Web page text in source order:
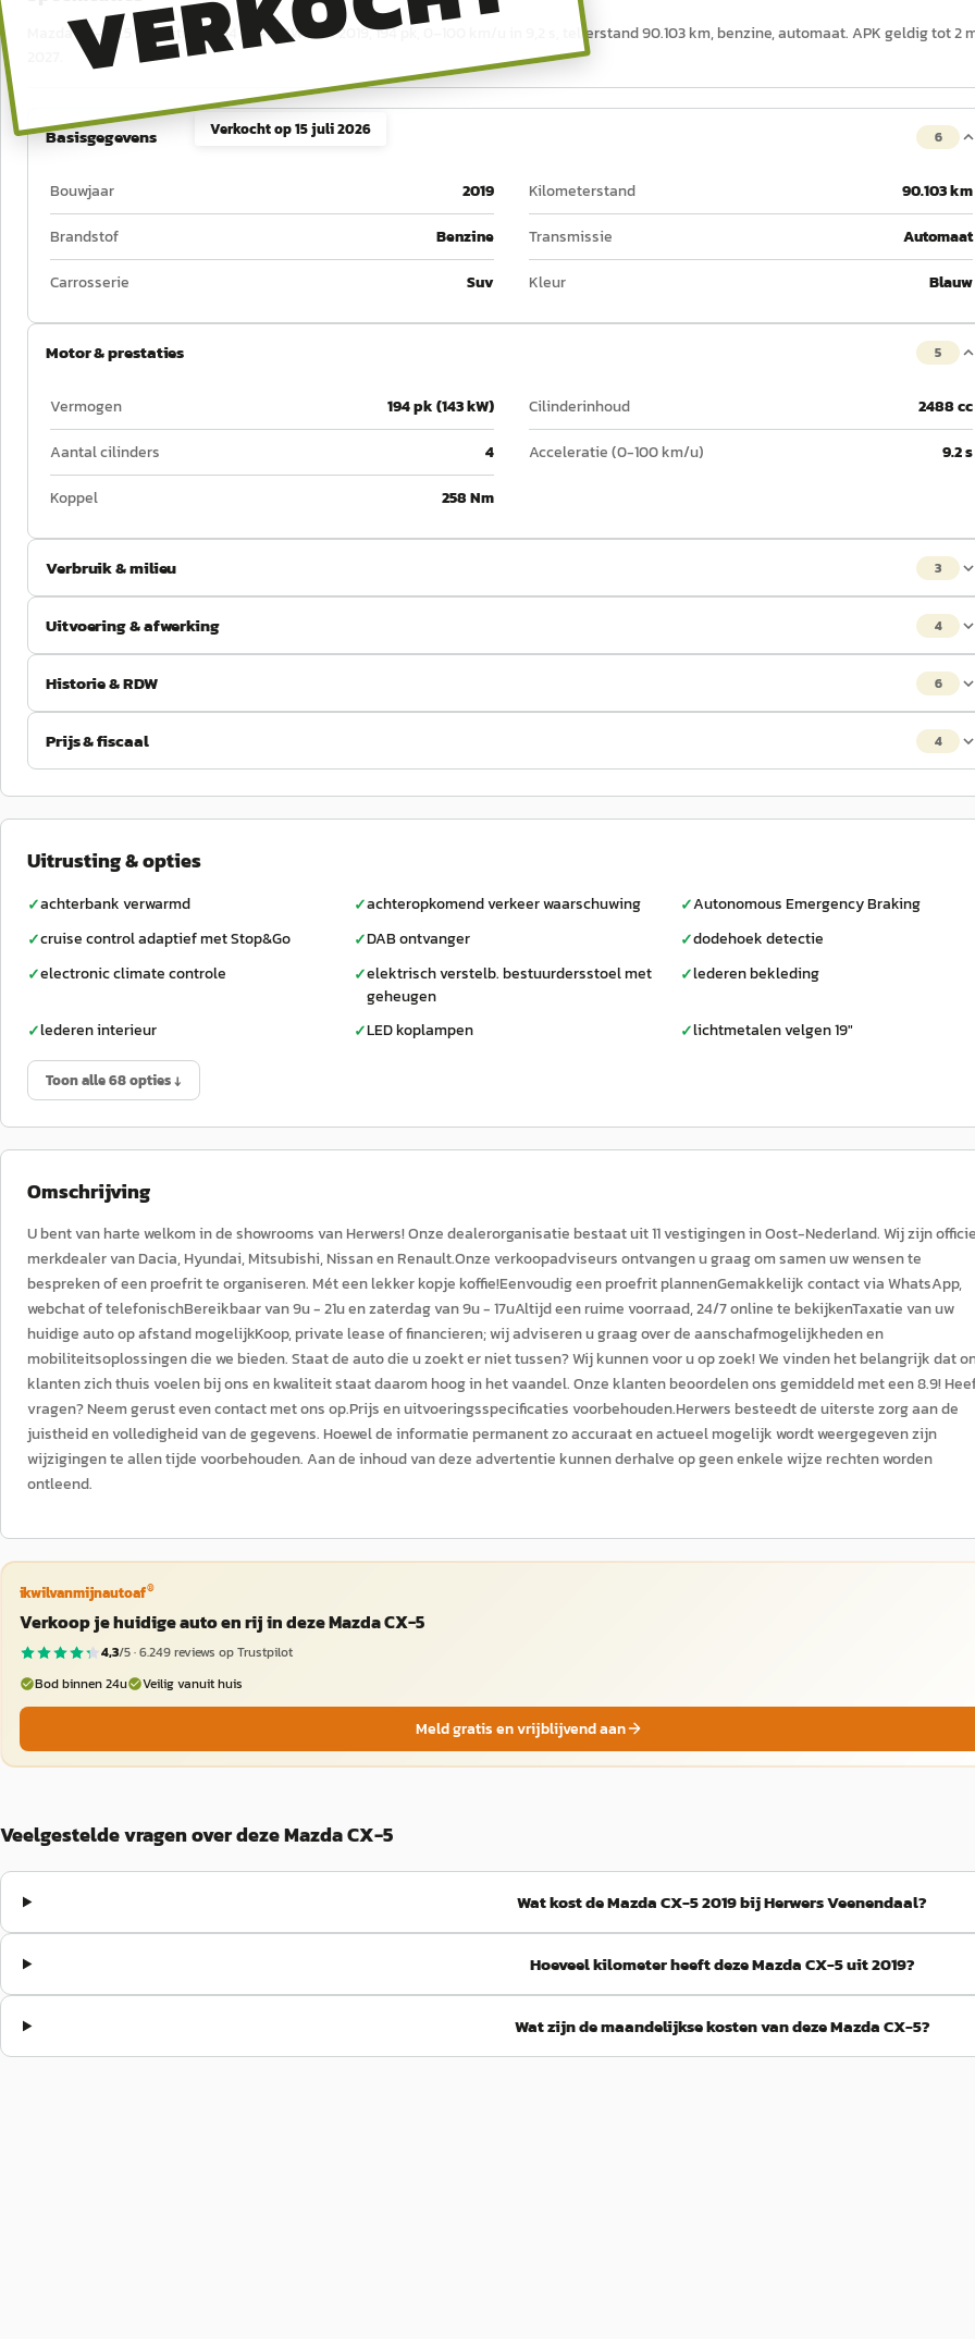
Verkocht op15 juli 2026
Mazda CX-5 2.5 SkyActiv-G 194 GT-M 4WD uit 2019, 194 pk, 0–100 km/u in 9,2 s, tellerstand 90.103 km, benzine, automaat. APK geldig tot 2
Basisgegevens 6
Bouwjaar 2019 Kilometerstand
90.103 km
Brandstof
Benzine Transmissie
Automaat
Carrosserie
Suv Kleur Blauw
Motor & prestaties 5
Vermogen 194 pk (143 kW) Cilinderinhoud
2488 cc
Aantal cilinders
4 Acceleratie (0-100 km/u)
9.2 s
Koppel
258 Nm
Verbruik & milieu 3
Uitvoering & afwerking 4
Historie & RDW 6
Prijs & fiscaal 4
Uitrusting & opties
✓achterbank verwarmd ✓achteropkomend verkeer waarschuwing ✓Autonomous Emergency Braking
✓cruise control adaptief met Stop&Go ✓DAB ontvanger ✓dodehoek detectie
✓electronic climate controle ✓elektrisch verstelb. bestuurdersstoel met
geheugen
✓lederen bekleding
✓lederen interieur ✓LED koplampen ✓lichtmetalen velgen 19"
Toon alle 68 opties ↓
Omschrijving
U bent van harte welkom in de showrooms van Herwers! Onze dealerorganisatie bestaat uit 11 vestigingen in Oost-Nederland. Wij zijn
merkdealer van Dacia, Hyundai, Mitsubishi, Nissan en Renault.Onze verkoopadviseurs ontvangen u graag om samen uw wensen te
bespreken of een proefrit te organiseren. Mét een lekker kopje koffie!Eenvoudig een proefrit plannenGemakkelijk contact via WhatsApp,
webchat of telefonischBereikbaar van 9u - 21u en zaterdag van 9u - 17uAltijd een ruime voorraad, 24/7 online te bekijkenTaxatie van uw
huidige auto op afstand mogelijkKoop, private lease of financieren; wij adviseren u graag over de aanschafmogelijkheden en
mobiliteitsoplossingen die we bieden. Staat de auto die u zoekt er niet tussen? Wij kunnen voor u op zoek! We vinden het belangrijk dat
klanten zich thuis voelen bij ons en kwaliteit staat daarom hoog in het vaandel. Onze klanten beoordelen ons gemiddeld met een 8.9!
vragen? Neem gerust even contact met ons op.Prijs en uitvoeringsspecificaties voorbehouden.Herwers besteedt de uiterste zorg aan de
juistheid en volledigheid van de gegevens. Hoewel de informatie permanent zo accuraat en actueel mogelijk wordt weergegeven zijn
wijzigingen te allen tijde voorbehouden. Aan de inhoud van deze advertentie kunnen derhalve op geen enkele wijze rechten worden
ontleend.
ikwilvanmijnautoaf®
Verkoop je huidige auto en rij in deze Mazda CX-5
4,3/5 ·6.249reviews op Trustpilot
Bod binnen 24u
Veilig vanuit huis
Meld gratis en vrijblijvend aan
Veelgestelde vragen over deze Mazda CX-5
Wat kost de Mazda CX-5 2019 bij Herwers Veenendaal?
Hoeveel kilometer heeft deze Mazda CX-5 uit 2019?
Wat zijn de maandelijkse kosten van deze Mazda CX-5?